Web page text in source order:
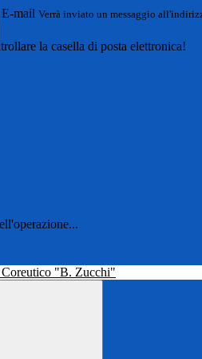
E-mail Verrà inviato un messaggio
la casella di posta elettronica!